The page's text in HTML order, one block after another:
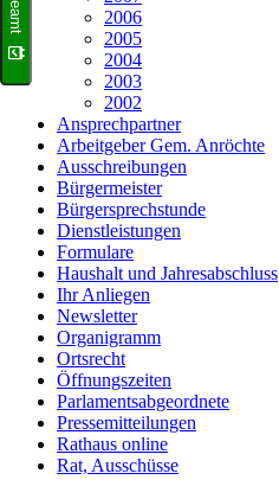
2006
2005
2004
2003
2002
Ansprechpartner
Arbeitgeber Gem. Anröchte
Ausschreibungen
Bürgermeister
Bürgersprechstunde
Dienstleistungen
Formulare
Haushalt und Jahresabschluss
Ihr Anliegen
Newsletter
Organigramm
Ortsrecht
Öffnungszeiten
Parlamentsabgeordnete
Pressemitteilungen
Rathaus online
Rat, Ausschüsse